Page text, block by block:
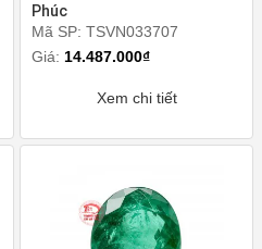
Phúc
Mã SP: TSVN033707
Giá: 14.487.000₫
Xem chi tiết